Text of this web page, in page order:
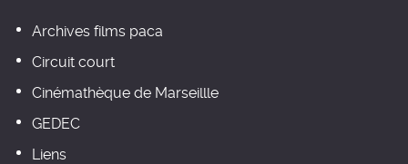
Archives films paca
Circuit court
Cinémathèque de Marseillle
GEDEC
Liens